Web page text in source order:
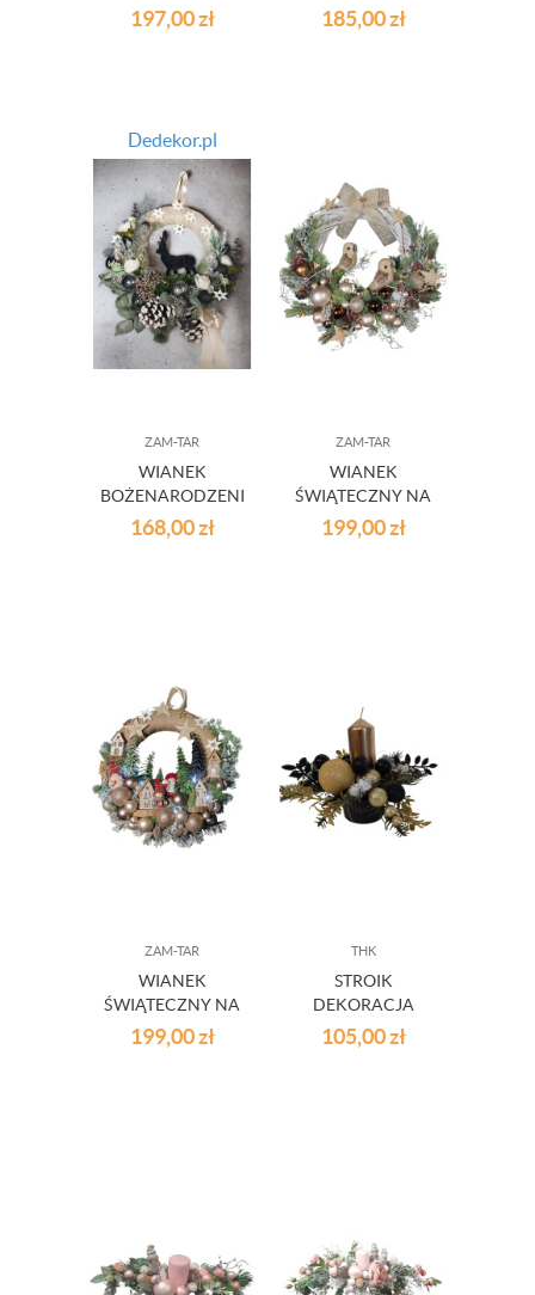
ŚWIĄTECZNA ZE
ŚWIECAMI
197,00zł
SZKLANYM
KIELICHU 23010
185,00zł
ZAM-TAR
WIANEK
BOŻENARODZENIOWY
NA DRZWI Z
JELONKIEM
168,00zł
ZAM-TAR
WIANEK
ŚWIĄTECZNY NA
DRZWI Z SOWAMI
199,00zł
ZAM-TAR
WIANEK
ŚWIĄTECZNY NA
DRZWI Z
OŚWIETLENIEM
199,00zł
THK
STROIK
DEKORACJA
ŚWIĄTECZNA
CZARNO-ZŁOTY
105,00zł